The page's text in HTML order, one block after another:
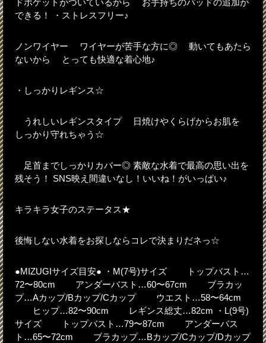
ドポケットがついているから お手持ちのパッドの追加が
できる！ ・ストレスフリー♪
ノンワイヤー ワイヤーが苦手な方に◎ 動いてもあたら
ないから とっても快適な着心地♪
・しっかりレギンス☆
うれしいレギンスタイプ 日焼けやくらげからお肌を
しっかり守れちゃう☆
足首までしっかりカバー◎ 素敵な水着で最高の思い出を
残そう！ SNS映え間違いなし！いいね！がいっぱい♪
キラキラ女子のステータス★
後悔しない水着をお探しならコレで決まりだネっ☆
●MIZUGIサイズ目安● ・M(7号)サイズ トップバスト…
72〜80cm アンダーバスト…60〜67cm ブラカッ
プ…Aカップ/Bカップ/Cカップ ウエスト…58〜64cm
ヒップ…82〜90cm レギンス総丈…82cm ・L(9号)
サイズ トップバスト…79〜87cm アンダーバス
ト…65〜72cm ブラカップ…Bカップ/Cカップ/Dカップ